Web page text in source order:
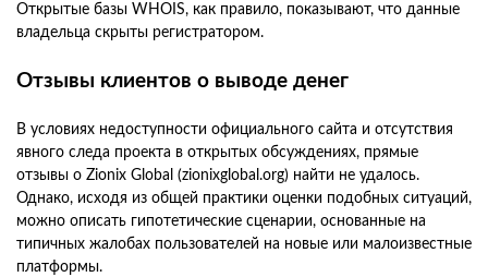
Открытые базы WHOIS, как правило, показывают, что данные
владельца скрыты регистратором.
Отзывы клиентов о выводе денег
В условиях недоступности официального сайта и отсутствия
явного следа проекта в открытых обсуждениях, прямые
отзывы о Zionix Global (zionixglobal.org) найти не удалось.
Однако, исходя из общей практики оценки подобных ситуаций,
можно описать гипотетические сценарии, основанные на
типичных жалобах пользователей на новые или малоизвестные
платформы.